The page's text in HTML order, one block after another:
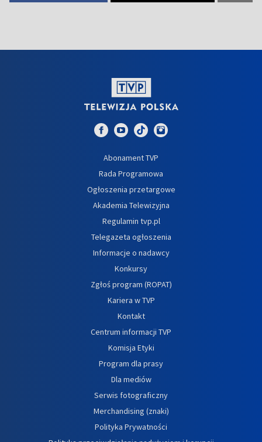
Abonament TVP
Rada Programowa
Ogłoszenia przetargowe
Akademia Telewizyjna
Regulamin tvp.pl
Telegazeta ogłoszenia
Informacje o nadawcy
Konkursy
Zgłoś program (ROPAT)
Kariera w TVP
Kontakt
Centrum informacji TVP
Komisja Etyki
Program dla prasy
Dla mediów
Serwis fotograficzny
Merchandising (znaki)
Polityka Prywatności